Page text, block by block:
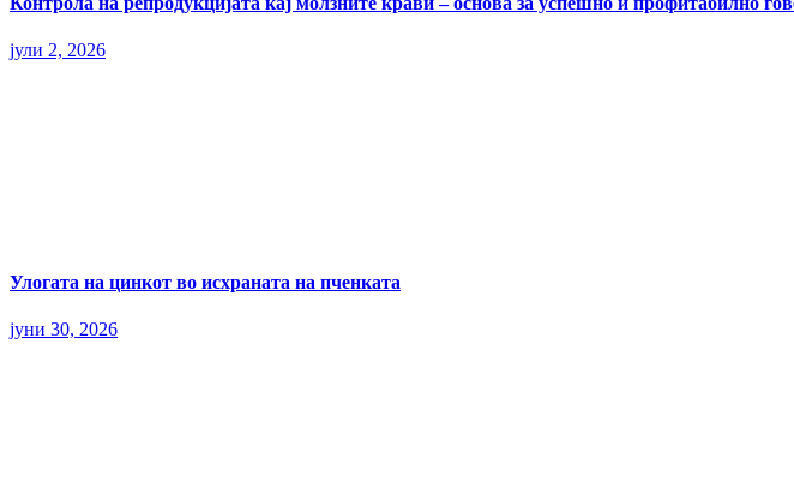
јули 2, 2026
Улогата на цинкот во исхраната на пченката
јуни 30, 2026